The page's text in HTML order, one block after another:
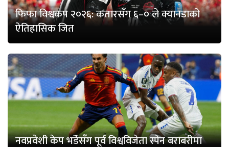
फिफा विश्वकप २०२६: कतारसँग ६–० ले क्यानडाको
ऐतिहासिक जित
नवप्रवेशी केप भर्डेसँग पूर्व विश्वविजेता स्पेन बराबरीमा